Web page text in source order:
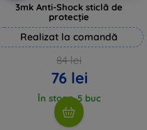
3mk Anti-Shock sticlă de
protecție
Realizat la comandă
84 lei
76 lei
În stoc > 5 buc